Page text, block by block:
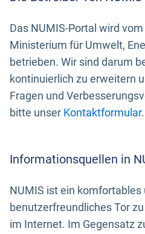
Das NUMIS-Portal wird
Ministerium für Umwelt,
betrieben. Wir sind darum
kontinuierlich zu erweitern
Fragen und
bitte unser Kontaktformular.
Informationsquellen in
NUMIS ist ein komfortables
benutzerfreundliches Tor
im Internet. Im Gegensatz